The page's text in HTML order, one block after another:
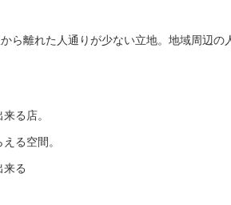
ら離れた人通りが少ない立地。地域周辺
る店。
る空間。
来る